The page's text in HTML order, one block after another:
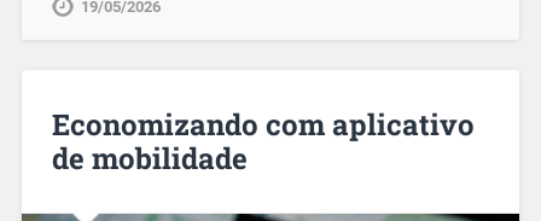
19/05/2026
Economizando com aplicativo
de mobilidade